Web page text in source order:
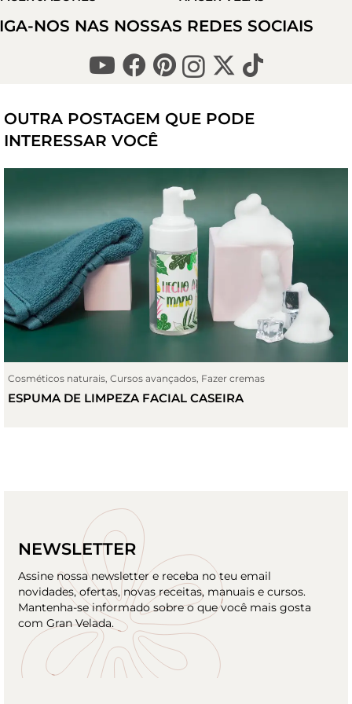
NOS NAS NOSSAS REDES SOCIAIS
OUTRA POSTAGEM QUE PODE
INTERESSAR VOCÊ
Cosméticos naturais Cursos avançados Fazer cremas
ESPUMA DE LIMPEZA FACIAL CASEIRA
NEWSLETTER
Assine nossa newsletter e receba no teu email
novidades, ofertas, novas receitas, manuais e cursos.
Mantenha-se informado sobre o que você mais gosta
com Gran Velada.